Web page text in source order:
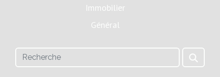
Immobilier
Général